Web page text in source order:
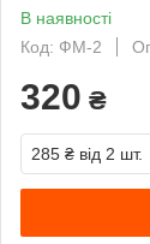
В наявності
Код: ФМ-2
320 ₴
285 ₴ від 2 шт.